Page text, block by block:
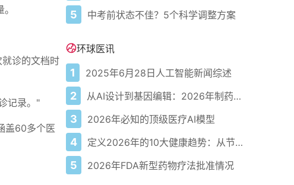
诊的文档时
记录。"
盖60多个医
5 中考前状态不佳？5个科学调整方案
环球医讯
1 2025年6月28日人工智能新闻综述
2 从AI设计到基因编辑：2026年制药领域重大突破
3 2026年必知的顶级医疗AI模型
4 定义2026年的10大健康趋势：从节律健康到冷热交替疗法
5 2026年FDA新型药物疗法批准情况